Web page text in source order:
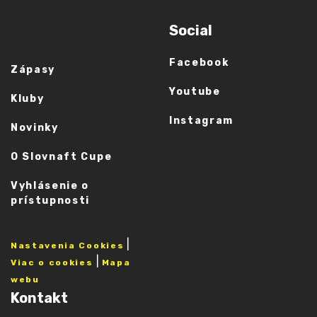
Zápasy
Kluby
Novinky
O Slovnaft Cupe
Vyhlásenie o
prístupnosti
Nastavenia Cookies
Viac o cookies
Mapa
webu
Social
Facebook
Youtube
Instagram
Kontakt